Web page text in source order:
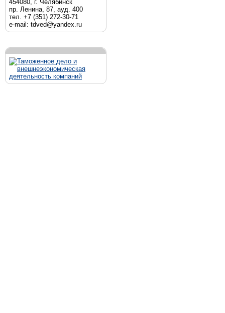
454080, г. Челябинск
пр. Ленина, 87, ауд. 400
тел. +7 (351) 272-30-71
e-mail: tdved@yandex.ru